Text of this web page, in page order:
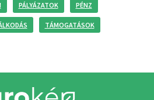
PÁLYÁZATOK PÉNZ
TÁMOGATÁSOK